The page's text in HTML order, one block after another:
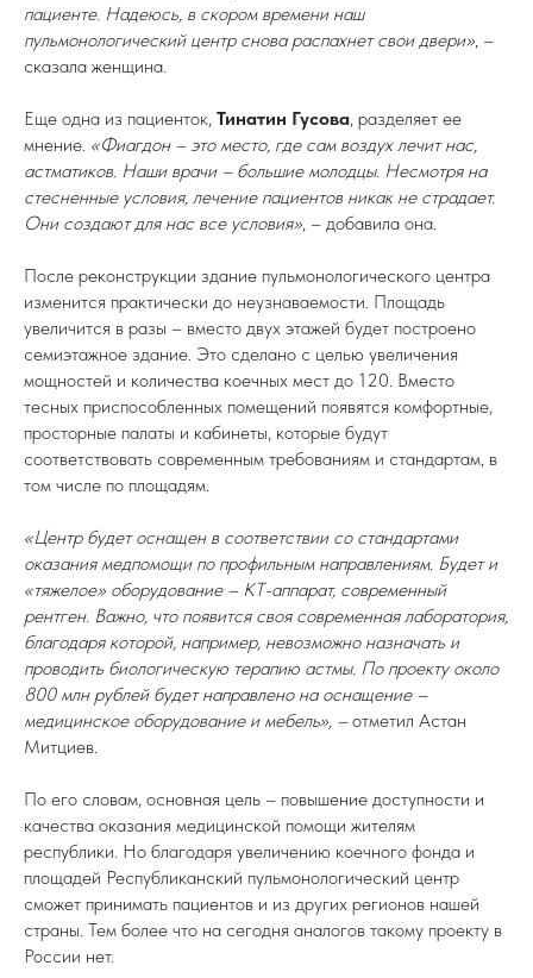
пациенте. Надеюсь, в скором времени наш
пульмонологический центр снова распахнет свои двери», –
сказала женщина.
Еще одна из пациенток, Тинатин Гусова, разделяет ее
мнение. «Фиагдон – это место, где сам воздух лечит нас,
астматиков. Наши врачи – большие молодцы. Несмотря на
стесненные условия, лечение пациентов никак не страдает.
Они создают для нас все условия», – добавила она.
После реконструкции здание пульмонологического центра
изменится практически до неузнаваемости. Площадь
увеличится в разы – вместо двух этажей будет построено
семиэтажное здание. Это сделано с целью увеличения
мощностей и количества коечных мест до 120. Вместо
тесных приспособленных помещений появятся комфортные,
просторные палаты и кабинеты, которые будут
соответствовать современным требованиям и стандартам, в
том числе по площадям.
«Центр будет оснащен в соответствии со стандартами
оказания медпомощи по профильным направлениям. Будет и
«тяжелое» оборудование – КТ-аппарат, современный
рентген. Важно, что появится своя современная лаборатория,
благодаря которой, например, невозможно назначать и
проводить биологическую терапию астмы. По проекту около
800 млн рублей будет направлено на оснащение –
медицинское оборудование и мебель», –отметил Астан
Митциев.
По его словам, основная цель – повышение доступности и
качества оказания медицинской помощи жителям
республики. Но благодаря увеличению коечного фонда и
площадей Республиканский пульмонологический центр
сможет принимать пациентов и из других регионов нашей
страны. Тем более что на сегодня аналогов такому проекту в
России нет.